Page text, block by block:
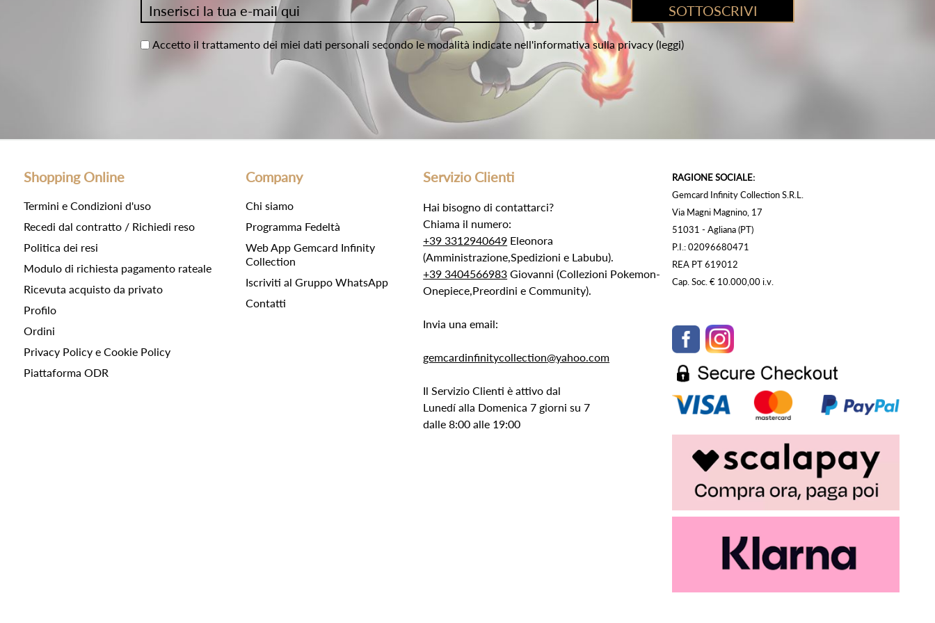
Accetto il trattamento dei miei dati personali secondo le modalità indicate nell'informativa sulla privacy (leggi)
Shopping Online
Termini e Condizioni d'uso
Recedi dal contratto / Richiedi reso
Politica dei resi
Modulo di richiesta pagamento rateale
Ricevuta acquisto da privato
Profilo
Ordini
Privacy Policy e Cookie Policy
Piattaforma ODR
Company
Chi siamo
Programma Fedeltà
Web App Gemcard Infinity
Collection
Iscriviti al Gruppo WhatsApp
Contatti
Servizio Clienti
Hai bisogno di contattarci?
Chiama il numero:
+39 3312940649 Eleonora
(Amministrazione,Spedizioni e Labubu).
+39 3404566983 Giovanni (Collezioni Pokemon-
Onepiece,Preordini e Community).
Invia una email:
gemcardinfinitycollection@yahoo.com
Il Servizio Clienti è attivo dal
Lunedí alla Domenica 7 giorni su 7
dalle 8:00 alle 19:00
RAGIONE SOCIALE:
Gemcard Infinity Collection S.R.L.
Via Magni Magnino, 17
51031 - Agliana (PT)
P.I.: 02096680471
REA PT 619012
Cap. Soc. € 10.000,00 i.v.